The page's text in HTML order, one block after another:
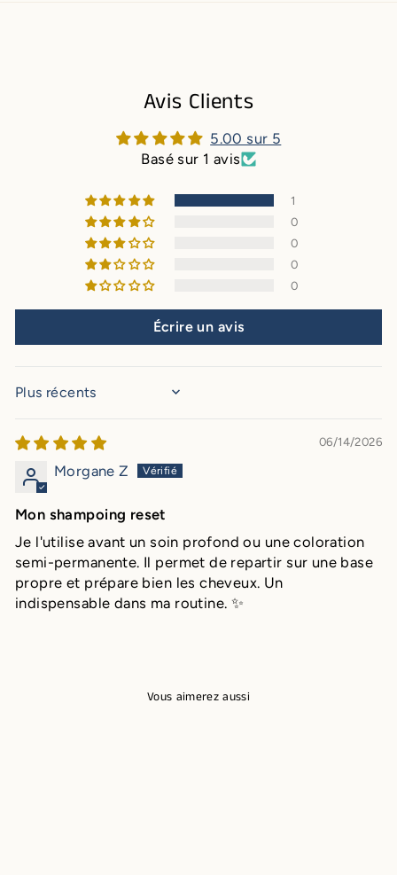
Avis Clients
5.00 sur 5
Basé sur 1 avis
1
0
0
0
0
Écrire un avis
SORT BY
06/14/2026
Morgane Z
Mon shampoing reset
Je l'utilise avant un soin profond ou une coloration
semi-permanente. Il permet de repartir sur une base
propre et prépare bien les cheveux. Un
indispensable dans ma routine. ✨
Vous aimerez aussi